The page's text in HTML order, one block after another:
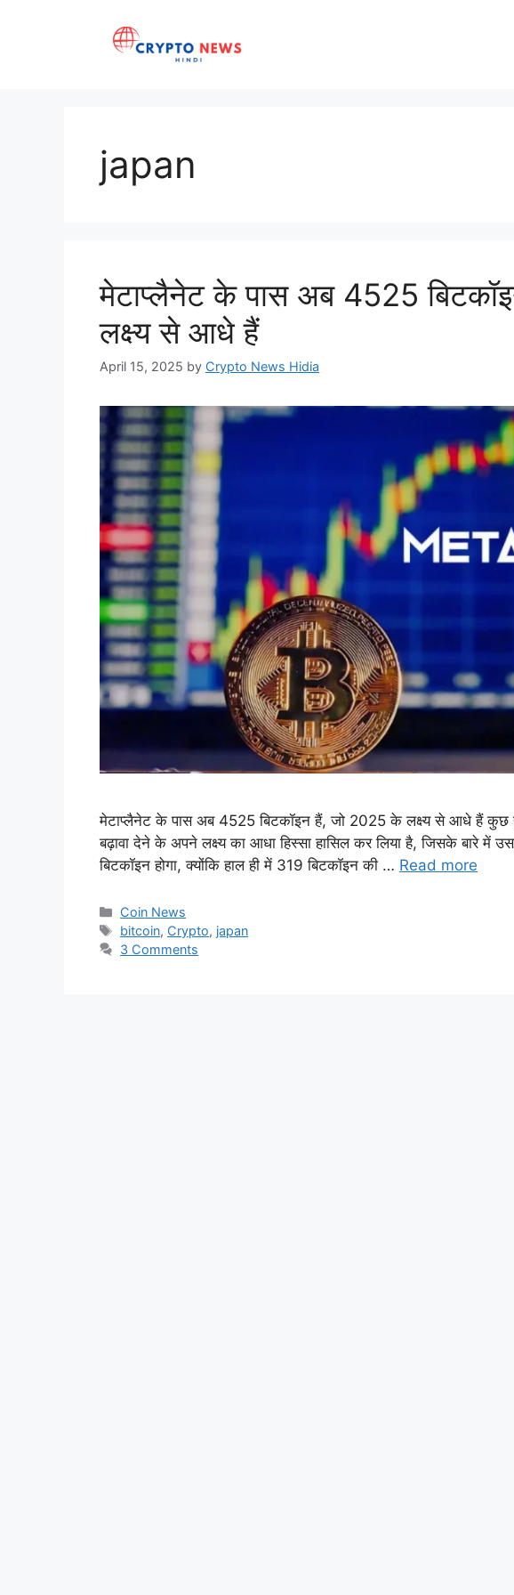
japan
मेटाप्लैनेट के पास अब 4525
लक्ष्य से आधे हैं
April 15, 2025 by Crypto News Hidia
मेटाप्लैनेट के पास अब 4525 बिटकॉइन हैं, जो 2025 के लक्ष्य से आधे हैं कुछ
बढ़ावा देने के अपने लक्ष्य का आधा हिस्सा हासिल कर लिया है, जिसके बारे
बिटकॉइन होगा, क्योंकि हाल ही में 319 बिटकॉइन की … Read more
Categories
Coin News
Tags
bitcoin, Crypto, japan
3 Comments